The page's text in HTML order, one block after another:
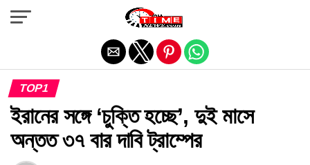
TOP1
ইরানের সঙ্গে ‘চুক্তি হচ্ছে’, দুই মাসে
অন্তত ৩৭ বার দাবি ট্রাম্পের
Exit mobile version